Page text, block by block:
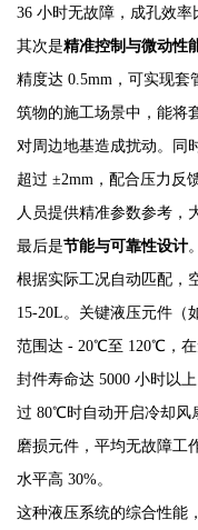
36 小时无故障，成孔效率
其次是精准控制与微动性
精度达 0.5mm，可实现
筑物的施工场景中，能将
对周边地基造成扰动。同
超过 ±2mm，配合压力反
人员提供精准参数参考，
最后是节能与可靠性设计
根据实际工况自动匹配，
15-20L。关键液压元件（
范围达 - 20℃至 120℃，
封件寿命达 5000 小时以
过 80℃时自动开启冷却风
磨损元件，平均无故障工
水平高 30%。
这种液压系统的综合性能